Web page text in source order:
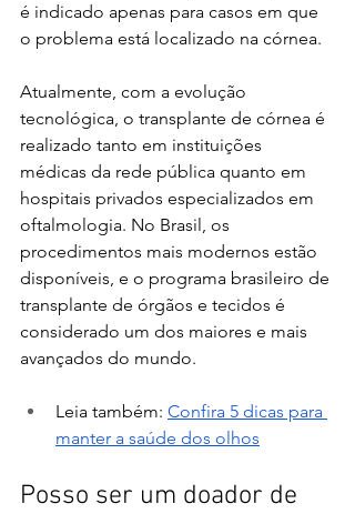
é indicado apenas para casos em que
o problema está localizado na córnea.
Atualmente, com a evolução
tecnológica, o transplante de córnea é
realizado tanto em instituições
médicas da rede pública quanto em
hospitais privados especializados em
oftalmologia. No Brasil, os
procedimentos mais modernos estão
disponíveis, e o programa brasileiro de
transplante de órgãos e tecidos é
considerado um dos maiores e mais
avançados do mundo.
Leia também: Confira 5 dicas para
manter a saúde dos olhos
Posso ser um doador de